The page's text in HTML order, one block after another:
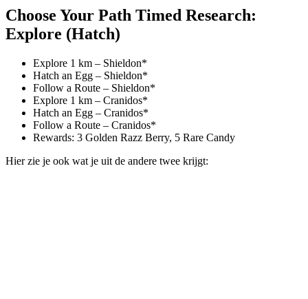
Choose Your Path Timed Research:
Explore (Hatch)
Explore 1 km – Shieldon*
Hatch an Egg – Shieldon*
Follow a Route – Shieldon*
Explore 1 km – Cranidos*
Hatch an Egg – Cranidos*
Follow a Route – Cranidos*
Rewards: 3 Golden Razz Berry, 5 Rare Candy
Hier zie je ook wat je uit de andere twee krijgt: